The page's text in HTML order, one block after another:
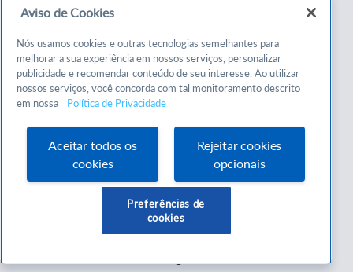
Atendimento
Encontre o SEBRAE
Ouvidoria
Fale Conosco
Política de Privacidade
Contrato de Prestação de Serviço
Institucional
Estrutura Organizacional
Aviso de Cookies
Nós usamos cookies e outras tecnologias semelhantes para
melhorar a sua experiência em nossos serviços, personalizar
publicidade e recomendar conteúdo de seu interesse. Ao utilizar
nossos serviços, você concorda com tal monitoramento descrito
em nossa
Política de Privacidade
Aceitar todos os
cookies
Rejeitar cookies
opcionais
Preferências de
cookies